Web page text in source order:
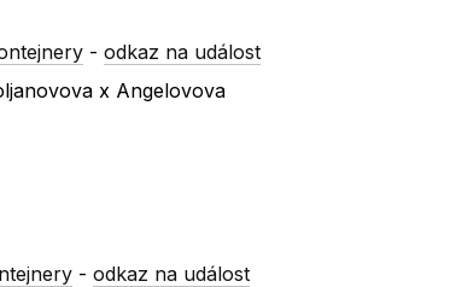
-odkaz na událost
x Angelovova
-odkaz na událost